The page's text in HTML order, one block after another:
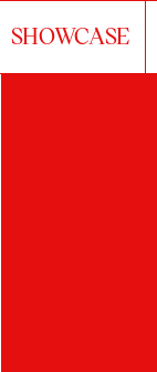
SHOWCASE